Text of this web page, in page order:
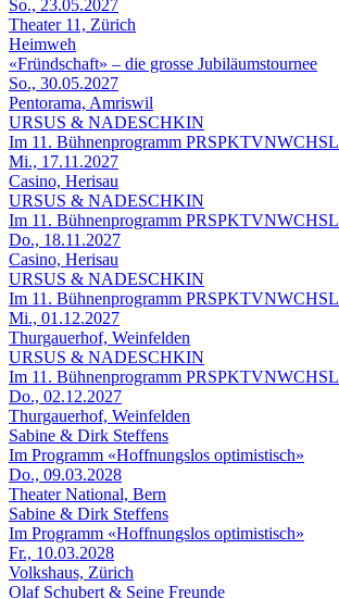
So., 23.05.2027
Theater 11, Zürich
Heimweh
«Fründschaft» – die grosse Jubiläumstournee
So., 30.05.2027
Pentorama, Amriswil
URSUS & NADESCHKIN
Im 11. Bühnenprogramm PRSPKTVNWCHSL
Mi., 17.11.2027
Casino, Herisau
URSUS & NADESCHKIN
Im 11. Bühnenprogramm PRSPKTVNWCHSL
Do., 18.11.2027
Casino, Herisau
URSUS & NADESCHKIN
Im 11. Bühnenprogramm PRSPKTVNWCHSL
Mi., 01.12.2027
Thurgauerhof, Weinfelden
URSUS & NADESCHKIN
Im 11. Bühnenprogramm PRSPKTVNWCHSL
Do., 02.12.2027
Thurgauerhof, Weinfelden
Sabine & Dirk Steffens
Im Programm «Hoffnungslos optimistisch»
Do., 09.03.2028
Theater National, Bern
Sabine & Dirk Steffens
Im Programm «Hoffnungslos optimistisch»
Fr., 10.03.2028
Volkshaus, Zürich
Olaf Schubert & Seine Freunde